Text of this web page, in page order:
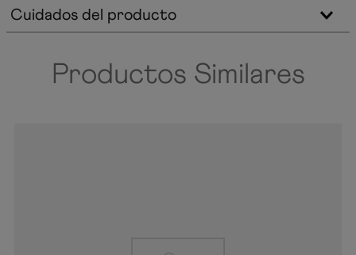
Cuidados del producto
Productos Similares